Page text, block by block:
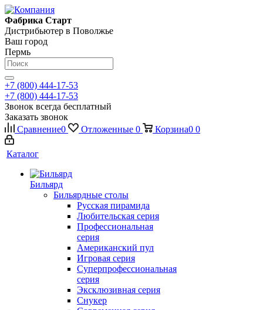
Фабрика Старт
Дистрибьютер в Поволжье
Ваш город
Пермь
+7 (800) 444-17-53
+7 (800) 444-17-53
Звонок всегда бесплатный
Заказать звонок
Сравнение0 Отложенные 0 Корзина0 0
Каталог
Бильярд
Бильярдные столы
Русская пирамида
Любительская серия
Профессиональная
серия
Американский пул
Игровая серия
Суперпрофессиональная
серия
Эксклюзивная серия
Снукер